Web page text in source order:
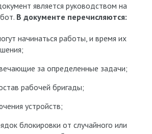
является руководством на
В документе перечисляются:
начинаться работы, и время их
за определенные задачи;
рабочей бригады;
устройств;
блокировки от случайного или